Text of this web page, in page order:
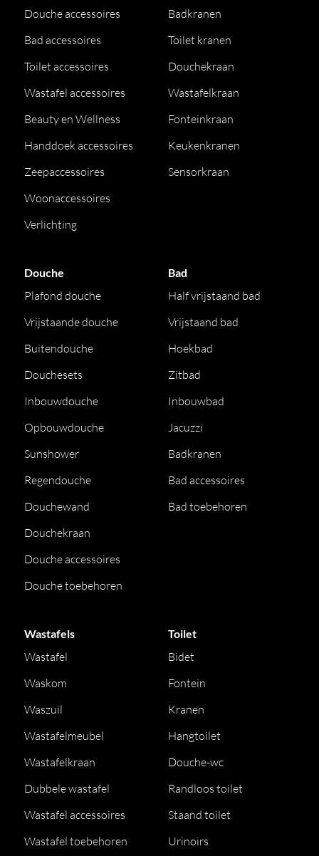
Douche accessoires
Bad accessoires
Toilet accessoires
Wastafel accessoires
Beauty en Wellness
Handdoek accessoires
Zeepaccessoires
Woonaccessoires
Verlichting
Badkranen
Toilet kranen
Douchekraan
Wastafelkraan
Fonteinkraan
Keukenkranen
Sensorkraan
Douche
Plafond douche
Vrijstaande douche
Buitendouche
Douchesets
Inbouwdouche
Opbouwdouche
Sunshower
Regendouche
Douchewand
Douchekraan
Douche accessoires
Douche toebehoren
Bad
Half vrijstaand bad
Vrijstaand bad
Hoekbad
Zitbad
Inbouwbad
Jacuzzi
Badkranen
Bad accessoires
Bad toebehoren
Wastafels
Wastafel
Waskom
Waszuil
Wastafelmeubel
Wastafelkraan
Dubbele wastafel
Wastafel accessoires
Wastafel toebehoren
Toilet
Bidet
Fontein
Kranen
Hangtoilet
Douche-wc
Randloos toilet
Staand toilet
Urinoirs